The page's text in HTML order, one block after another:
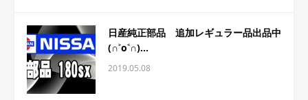
日産純正部品 追加レギュラー品出品中
(∩˃o˂∩)...
2019.05.08